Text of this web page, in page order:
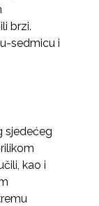
brzi.
sedmicu i
sjedećeg
kao i